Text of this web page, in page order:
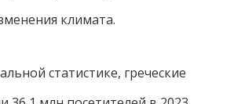
климата.
статистике, греческие